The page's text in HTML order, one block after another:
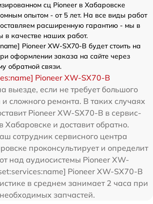
сц Pioneer в Хабаровске
опытом - от 5 лет. На все виды работ
расширенную гарантию - мы в
в качестве наших работ.
Pioneer XW-SX70-B будет стоить на
оформлении заказа на сайте через
обратной связи.
Pioneer XW-SX70-B
выезде, если не требует большого
сложного ремонта. В таких случаях
Pioneer XW-SX70-B в сервис-
Хабаровске и доставит обратно.
сотрудник сервисного центра
проконсультирует и определит
над аудиосистемы Pioneer XW-
Pioneer XW-SX70-B
в среднем занимает 2 часа при
запчастей.